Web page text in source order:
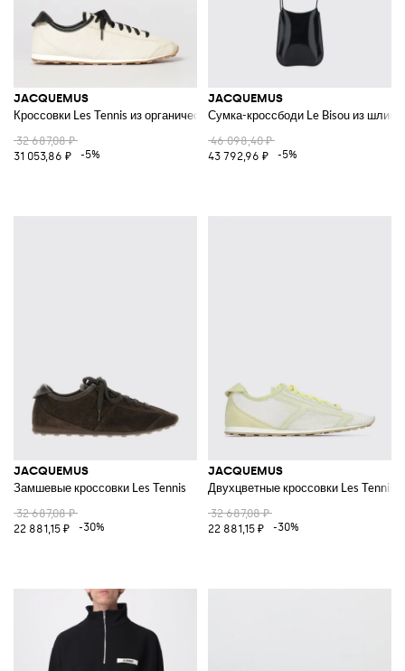
JACQUEMUS
Кроссовки Les Tennis из органического хлопкового канваса
32 687,08 ₽
31 053,86 ₽
-5%
JACQUEMUS
Сумка-кроссбоди Le Bisou из
46 098,40 ₽
43 792,96 ₽
-5%
JACQUEMUS
Замшевые кроссовки Les Tennis
32 687,08 ₽
22 881,15 ₽
-30%
JACQUEMUS
Двухцветные кроссовки Les Tennis
32 687,08 ₽
22 881,15 ₽
-30%